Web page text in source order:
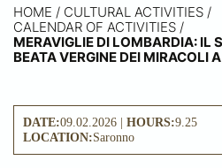
HOME / CULTURAL ACTIVITIES /
CALENDAR OF ACTIVITIES /
MERAVIGLIE DI LOMBARDIA: IL
BEATA VERGINE DEI MIRACOLI
DATE:09.02.2026 | HOURS:9.25
LOCATION:Saronno